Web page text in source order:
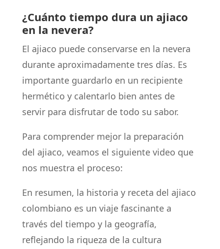
¿Cuánto tiempo dura un ajiaco
en la nevera?
El ajiaco puede conservarse en la nevera
durante aproximadamente tres días. Es
importante guardarlo en un recipiente
hermético y calentarlo bien antes de
servir para disfrutar de todo su sabor.
Para comprender mejor la preparación
del ajiaco, veamos el siguiente video que
nos muestra el proceso:
En resumen, la historia y receta del ajiaco
colombiano es un viaje fascinante a
través del tiempo y la geografía,
reflejando la riqueza de la cultura